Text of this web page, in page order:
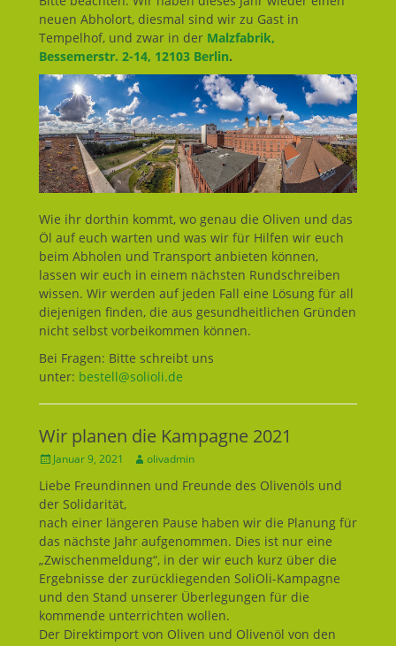
neuen Abholort, diesmal sind wir zu Gast in
Tempelhof, und zwar in der Malzfabrik,
Bessemerstr. 2-14, 12103 Berlin.
Wie ihr dorthin kommt, wo genau die Oliven und das
Öl auf euch warten und was wir für Hilfen wir euch
beim Abholen und Transport anbieten können,
lassen wir euch in einem nächsten Rundschreiben
wissen. Wir werden auf jeden Fall eine Lösung für all
diejenigen finden, die aus gesundheitlichen Gründen
nicht selbst vorbeikommen können.
Bei Fragen: Bitte schreibt uns
unter: bestell@solioli.de
Wir planen die Kampagne 2021
Geposted
Januar 9, 2021 Autorolivadmin
Liebe Freundinnen und Freunde des Olivenöls und
der Solidarität,
nach einer längeren Pause haben wir die Planung für
das nächste Jahr aufgenommen. Dies ist nur eine
„Zwischenmeldung“, in der wir euch kurz über die
Ergebnisse der zurückliegenden SoliOli-Kampagne
und den Stand unserer Überlegungen für die
kommende unterrichten wollen.
Der Direktimport von Oliven und Olivenöl von den